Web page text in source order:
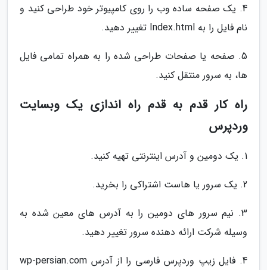
4. یک صفحه ساده وب را روی کامپیوتر خود طراحی کنید و
نام فایل را به Index.html تغییر دهید.
5. صفحه یا صفحات طراحی شده را به همراه تمامی فایل
ها، به سرور منتقل کنید.
راه کار قدم به قدم راه اندازی یک وبسایت
وردپرس
1. یک دومین و آدرس اینترنتی تهیه کنید.
2. یک سرور یا هاست اشتراکی را بخرید.
3. نیم سرور های دومین را به آدرس های معین شده به
وسیله شرکت ارائه دهنده سرور تغییر دهید.
4. فایل زیپ وردپرس فارسی را از آدرس wp-persian.com